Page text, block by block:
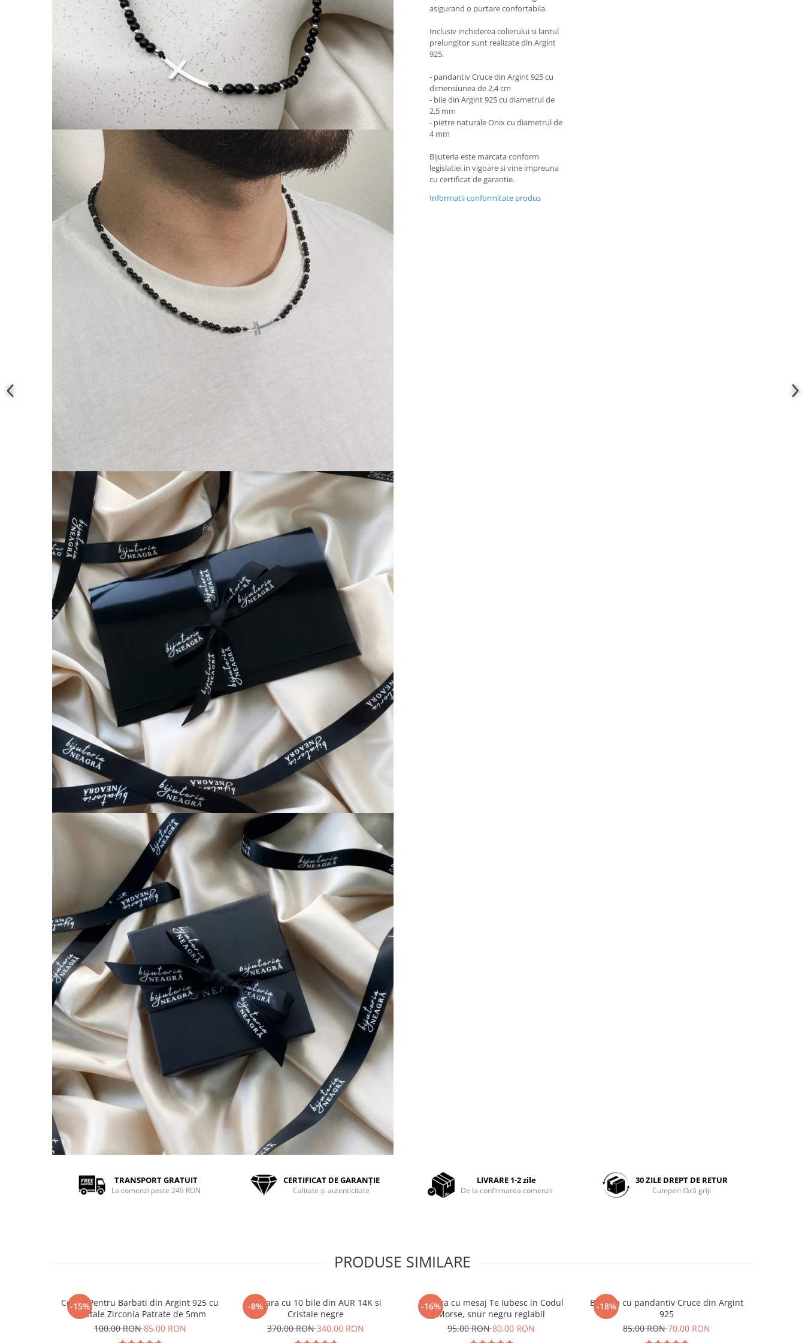
Coliere cu Animale
Coliere cu Molecule
BRĂȚĂRI CU ȘNUR REGLABIL
Brățări din Aur cu șnur reglabil
Brățări din Argint cu șnur reglabil
BRĂȚĂRI CU PIETRE SEMIPREȚIOASE
Brățări din Aur cu pietre
semiprețioase
Brățări din Argint cu pietre
semiprețioase
Brățări elastice cu pietre
semiprețioase
BRĂȚĂRI DE PICIOR
Brățări de picior din Aur
Brățări de picior din Argint
asigurand o purtare confortabila.
Inclusiv inchiderea colierului si lantul
prelungitor sunt realizate din Argint
925.
- pandantiv Cruce din Argint 925 cu
dimensiunea de 2,4 cm
- bile din Argint 925 cu diametrul de
2,5 mm
- pietre naturale Onix cu diametrul de
4 mm
Bijuteria este marcata conform
legislatiei in vigoare si vine impreuna
cu certificat de garantie.
Informatii conformitate produs
TRANSPORT GRATUIT
La comenzi peste 249 RON
CERTIFICAT DE GARANȚIE
Calitate și autenticitate
LIVRARE 1-2 zile
De la confirmarea comenzii
30 ZILE DREPT DE RETUR
Cumperi fără griji
PRODUSE SIMILARE
-15%
Cercei Pentru Barbati din Argint 925 cu
Cristale Zirconia Patrate de 5mm
100,00 RON85,00 RON
-8%
Bratara cu 10 bile din AUR 14K si
Cristale negre
370,00 RON340,00 RON
-16%
Bratara cu mesaj Te Iubesc in Codul
Morse, snur negru reglabil
95,00 RON80,00 RON
-18%
Bratara cu pandantiv Cruce din Argint
925
85,00 RON70,00 RON